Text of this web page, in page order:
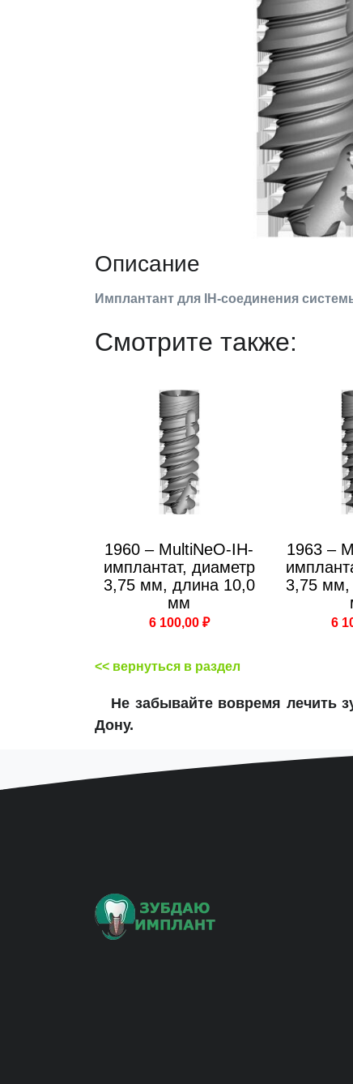
Описание
Имплантант для IH-соединения
Смотрите также:
1960 – MultiNeO-IH-
имплантат, диаметр
3,75 мм, длина 10,0
мм
6 100,00 ₽
1963 –
3,75 мм,
6
<< вернуться в раздел
Не забывайте вовремя лечить
Дону.